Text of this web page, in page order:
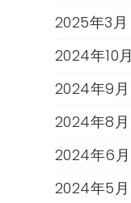
2025年3月
2024年10月
2024年9月
2024年8月
2024年6月
2024年5月